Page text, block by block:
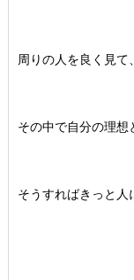
周りの人を良く見て、
その中で自分の理想
そうすればきっと人